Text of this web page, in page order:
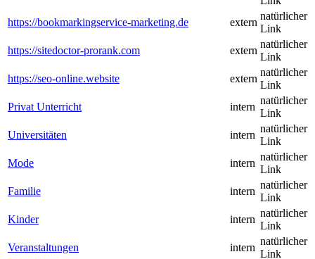
https://bookmarkingservice-marketing.de
extern
natürlicher
Link
https://sitedoctor-prorank.com
extern
natürlicher
Link
https://seo-online.website
extern
natürlicher
Link
Privat Unterricht
intern
natürlicher
Link
Universitäten
intern
natürlicher
Link
Mode
intern
natürlicher
Link
Familie
intern
natürlicher
Link
Kinder
intern
natürlicher
Link
Veranstaltungen
intern
natürlicher
Link